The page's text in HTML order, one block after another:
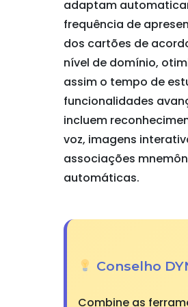
adaptam
frequência de
dos cartões de
nível de domínio,
assim o tempo de
funcionalidades
incluem
voz, imagens
associações
automáticas.
Conselho
Combine as